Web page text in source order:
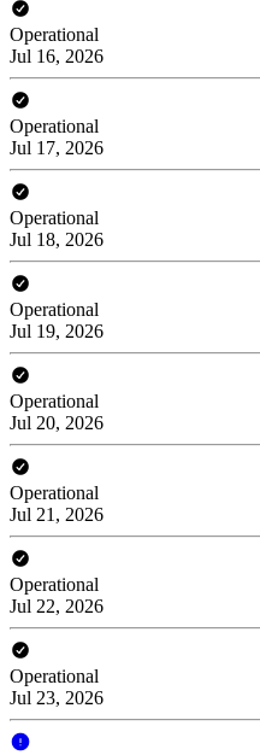
Operational
Jul 16, 2026
Operational
Jul 17, 2026
Operational
Jul 18, 2026
Operational
Jul 19, 2026
Operational
Jul 20, 2026
Operational
Jul 21, 2026
Operational
Jul 22, 2026
Operational
Jul 23, 2026